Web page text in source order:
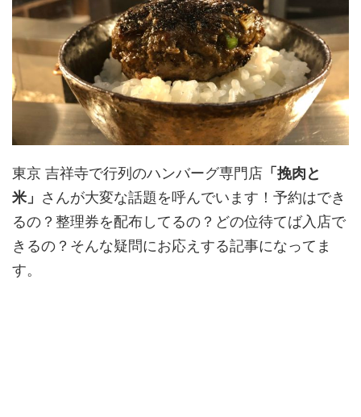
東京 吉祥寺で行列のハンバーグ専門店 「挽肉と
米」 さんが大変な話題を呼んでいます！予約はでき
るの？整理券を配布してるの？どの位待てば入店で
きるの？そんな疑問にお応えする記事になってま
す。